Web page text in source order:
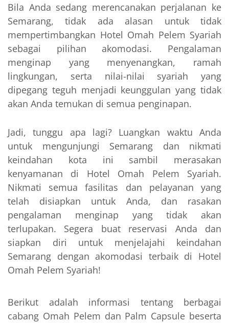
Bila Anda sedang merencanakan perjalanan ke
Semarang, tidak ada alasan untuk tidak
mempertimbangkan Hotel Omah Pelem Syariah
sebagai pilihan akomodasi. Pengalaman
menginap yang menyenangkan, ramah
lingkungan, serta nilai-nilai syariah yang
dipegang teguh menjadi keunggulan yang tidak
akan Anda temukan di semua penginapan.
Jadi, tunggu apa lagi? Luangkan waktu Anda
untuk mengunjungi Semarang dan nikmati
keindahan kota ini sambil merasakan
kenyamanan di Hotel Omah Pelem Syariah.
Nikmati semua fasilitas dan pelayanan yang
telah disiapkan untuk Anda, dan rasakan
pengalaman menginap yang tidak akan
terlupakan. Segera buat reservasi Anda dan
siapkan diri untuk menjelajahi keindahan
Semarang dengan akomodasi terbaik di Hotel
Omah Pelem Syariah!
Berikut adalah informasi tentang berbagai
cabang Omah Pelem dan Palm Capsule beserta